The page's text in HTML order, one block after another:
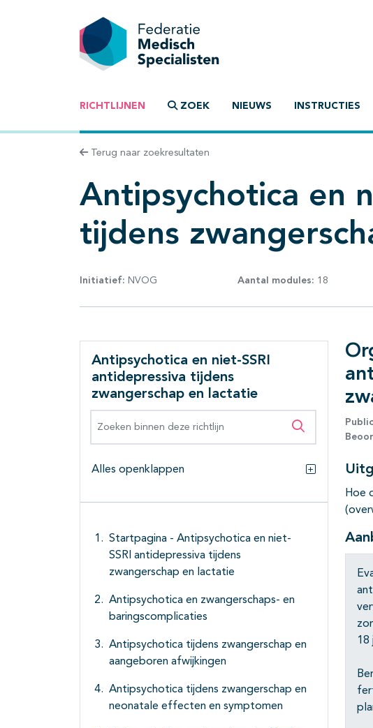
RICHTLIJNEN ZOEK NIEUWS INSTRUCTIES
Terug naar zoekresultaten
Antipsychotica en
tijdens
Initiatief: NVOG Aantal modules: 18
Antipsychotica en niet-SSRI
antidepressiva tijdens
zwangerschap en lactatie
Zoeken
Alles openklappen
Alles
Startpagina - Antipsychotica en niet-
SSRI antidepressiva tijdens
zwangerschap en lactatie
Antipsychotica en zwangerschaps- en
baringscomplicaties
Antipsychotica tijdens zwangerschap en
aangeboren afwijkingen
Antipsychotica tijdens zwangerschap en
neonatale effecten en symptomen
Hoe
18